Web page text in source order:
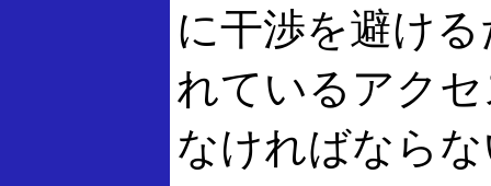
に干渉を避け
れているアク
なければなら